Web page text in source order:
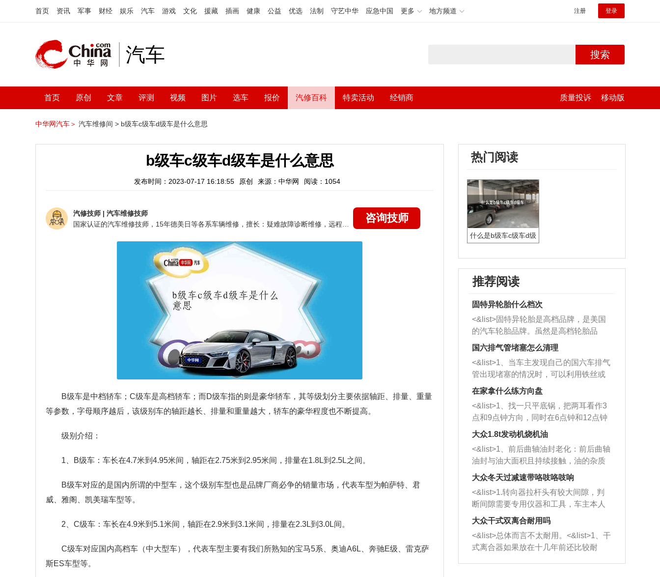
首页 资讯 军事 财经 娱乐 汽车 游戏 文化 援藏 插画 健康 公益 优选 法制 守艺中华 应急中国 更多 地方频道 注册 登录
汽车 搜索
首页 原创 文章 评测 视频 图片 选车 报价 汽修百科 特卖活动 经销商 质量投诉 移动版
中华网汽车＞ 汽车维修间 > b级车c级车d级车是什么意思
b级车c级车d级车是什么意思
发布时间：2023-07-17 16:18:55 原创 来源：中华网 阅读：1054
汽修技师 | 汽车维修技师
咨询技师
B级车是中档轿车；C级车是高档轿车；而D级车指的则是豪华轿车，其等级划分主要依据轴距、排量、重量
等参数，字母顺序越后，该级别车的轴距越长、排量和重量越大，轿车的豪华程度也不断提高。
级别介绍：
1、B级车：车长在4.7米到4.95米间，轴距在2.75米到2.95米间，排量在1.8L到2.5L之间。
B级车对应的是国内所谓的中型车，这个级别车型也是品牌厂商必争的销量市场，代表车型为帕萨特、君
威、雅阁、凯美瑞车型等。
2、C级车：车长在4.9米到5.1米间，轴距在2.9米到3.1米间，排量在2.3L到3.0L间。
C级车对应国内高档车（中大型车），代表车型主要有我们所熟知的宝马5系、奥迪A6L、奔驰E级、雷克萨
斯ES车型等。
热门阅读
什么是b级车c级车d级
推荐阅读
固特异轮胎什么档次
<&list>固特异轮胎是高档品牌，是美国
的汽车轮胎品牌。虽然是高档轮胎品
牌，但是中高低端的轮胎都有生产，这
也是为了更好的开拓市场。
国六排气管堵塞怎么清理
<&list>1、当车主发现自己的国六车排气
管出现堵塞的情况时，可以利用铁丝或
者是细棍，直接将杂物给取出来，如果
堵塞情况比较严重，也可以采取应急措
施。 <&list>2、直接利用木棍将所有的
杂物推到排气管里面的位置处，然后将
三元催化器拆解开，就可以将堵塞的东
西取出来。但如果是因为积碳过多引起
的堵塞，就需要将三元催化器泡在草酸
洗剂对堵塞的情况得到解决，将清洗剂
放在燃油箱中，与燃油混合后，车辆启
动时，就可以和汽油一起进入到燃烧
室，最后形成废气排出，就可以让三元
催化器得到清洗，排气管堵塞的情况就
能够得到解决。
在家拿什么练方向盘
<&list>1、找一只平底锅，把两耳看作3
点和9点钟方向，同时在6点钟和12点钟
方向做一个标记。 <&list>2、双手握住
一圈半的练习，往右同样也要打相同的
圈数。 <&list>3、最后强调要反复练
习，这样就可以形成肌肉记忆，在真实
驾驶车辆时，不需要记忆也能打好方
向。
大众1.8t发动机烧机油
<&list>1、前后曲轴油封老化：前后曲轴
油封与油大面积且持续接触，油的杂质
和发动机内持续温度变化使其密封效果
逐渐减弱，导致渗油或漏油。<&list>2、
活塞间隙过大：积碳会使活塞环与缸体
的间隙扩大，导致机油流入燃烧室中，
造成烧机油。<&list>3、机油粘度。使用
机油粘度过小的话，同样会有烧机油现
象，机油粘度过小具有很好的流动性，
大众冬天过减速带咯吱咯吱响
<&list>1.转向器拉杆头有较大间隙，判
断间隙需要专用仪器和工具，车主本人
无法制作，需要将车辆送到修理厂或4s
店；<&list>2.车辆半轴套管防尘罩破
裂，破裂后会出现漏油现象，使半轴磨
损严重，磨损的半轴容易损坏，产生异
响；<&list>3.稳定器的转向胶套和球头
大众干式双离合耐用吗
<&list>总体而言不太耐用。<&list>1、干
式离合器如果放在十几年前还比较耐